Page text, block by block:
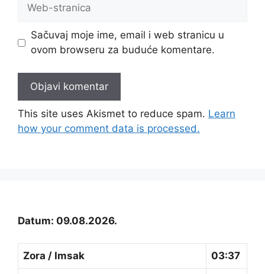
Sačuvaj moje ime, email i web stranicu u
ovom browseru za buduće komentare.
This site uses Akismet to reduce spam. Learn
how your comment data is processed.
Datum: 09.08.2026.
Zora / Imsak 03:37